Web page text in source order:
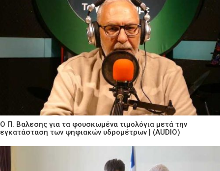
Ο Π. Βαλεσης για τα φουσκωμένα τιμολόγια μετά την
εγκατάσταση των ψηφιακών υδρομέτρων | (AUDIO)